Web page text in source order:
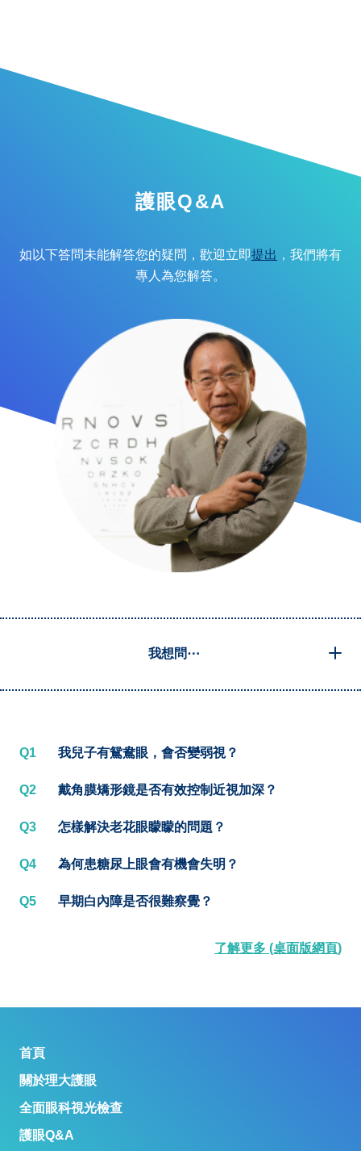
護眼Q&A
如以下答問未能解答您的疑問，歡迎立即提出 ，我們將有
專人為您解答。
我想問⋯
Q1 我兒子有鴛鴦眼，會否變弱視？
Q2 戴角膜矯形鏡是否有效控制近視加深？
Q3 怎樣解決老花眼矇矇的問題？
Q4 為何患糖尿上眼會有機會失明？
Q5 早期白內障是否很難察覺？
了解更多 (桌面版網頁)
首頁
關於理大護眼
全面眼科視光檢查
護眼Q&A